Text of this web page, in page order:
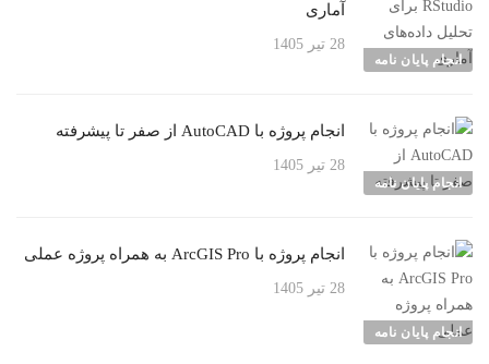
انجام پایان نامه
آماری
28 تیر 1405
انجام پایان نامه
انجام پروژه با AutoCAD از صفر تا پیشرفته
28 تیر 1405
انجام پایان نامه
انجام پروژه با ArcGIS Pro به همراه پروژه عملی
28 تیر 1405